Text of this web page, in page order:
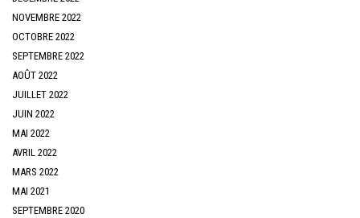
NOVEMBRE 2022
OCTOBRE 2022
SEPTEMBRE 2022
AOÛT 2022
JUILLET 2022
JUIN 2022
MAI 2022
AVRIL 2022
MARS 2022
MAI 2021
SEPTEMBRE 2020